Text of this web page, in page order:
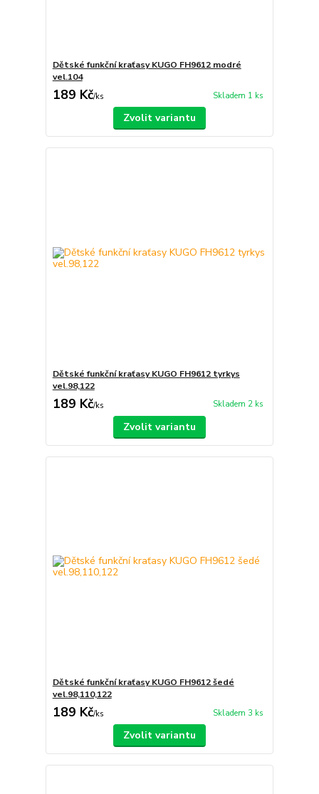
Dětské funkční kraťasy KUGO FH9612 modré
vel.104
189 Kč/ks Skladem 1 ks
Zvolit variantu
Dětské funkční kraťasy KUGO FH9612 tyrkys
vel.98,122
189 Kč/ks Skladem 2 ks
Zvolit variantu
Dětské funkční kraťasy KUGO FH9612 šedé
vel.98,110,122
189 Kč/ks Skladem 3 ks
Zvolit variantu